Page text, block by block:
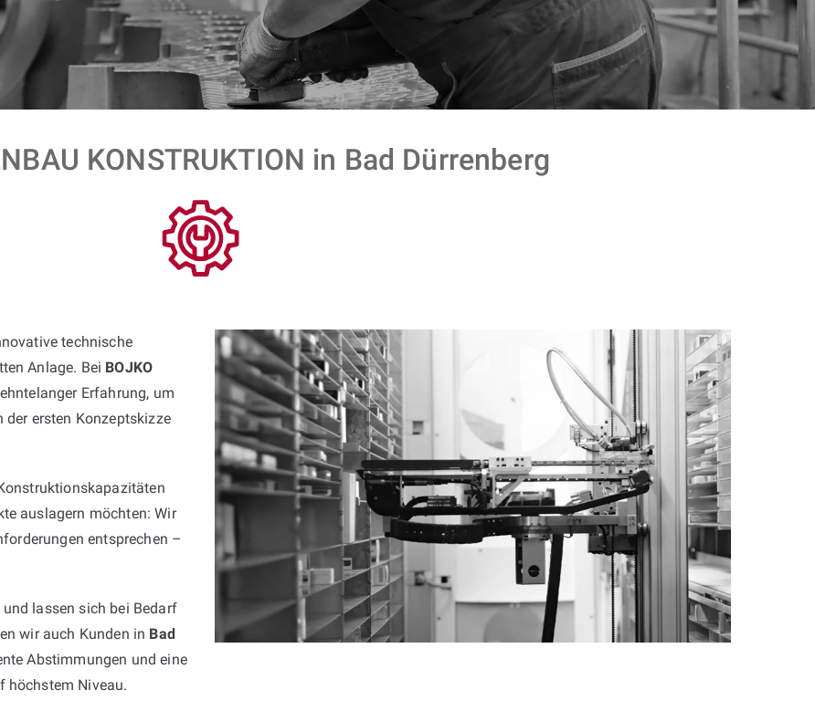
KONSTRUKTION in Bad Dürrenberg
technische
Anlage. Bei BOJKO
Erfahrung, um
ersten Konzeptskizze
auslagern möchten: Wir
entsprechen –
lassen sich bei Bedarf
wir auch Kunden in Bad
Abstimmungen und eine
höchstem Niveau.